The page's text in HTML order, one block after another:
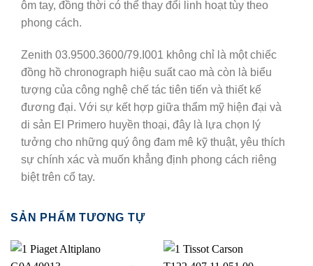
ôm tay, đồng thời có thể thay đổi linh hoạt tùy theo
phong cách.
Zenith 03.9500.3600/79.I001 không chỉ là một chiếc
đồng hồ chronograph hiệu suất cao mà còn là biểu
tượng của công nghệ chế tác tiên tiến và thiết kế
đương đại. Với sự kết hợp giữa thẩm mỹ hiện đại và
di sản El Primero huyền thoại, đây là lựa chọn lý
tưởng cho những quý ông đam mê kỹ thuật, yêu thích
sự chính xác và muốn khẳng định phong cách riêng
biệt trên cổ tay.
SẢN PHẨM TƯƠNG TỰ